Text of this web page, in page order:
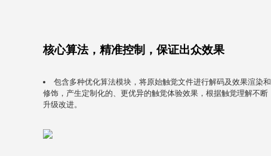
核心算法，精准控制，保证出众效果
包含多种优化算法模块，将原始触觉文件进行解码及效果渲染和
修饰，产生定制化的、更优异的触觉体验效果，根据触觉理解不断
升级改进。